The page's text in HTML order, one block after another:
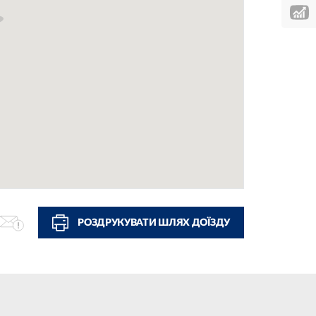
РОЗДРУКУВАТИ ШЛЯХ ДОЇЗДУ